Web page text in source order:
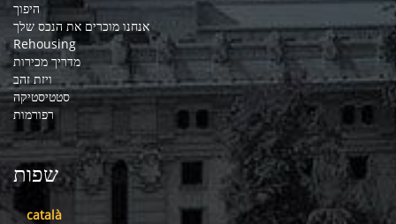
היפוך
אנחנו מוכרים את הנכס שלך
Rehousing
מדריך מכירות
ויזת זהב
סטטיסטיקה
רפורמות
שפות
català